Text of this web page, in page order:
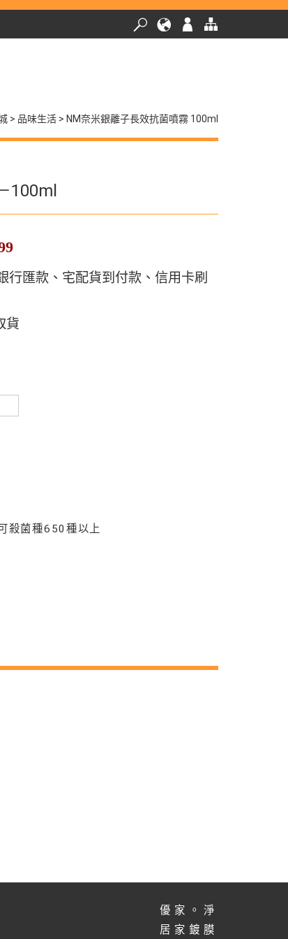
品味生活 NM奈米銀離子長效抗菌噴霧 100ml
100ml
行匯款、宅配貨到付款、信用卡刷
貨
殺菌種650種以上
優家。淨
居家鍍膜